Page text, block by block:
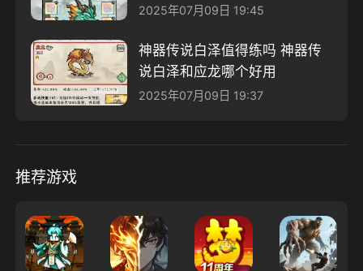
2025年07月09日 19:45
神器传说白泽值得练吗 神器传
说白泽和应龙哪个好用
2025年07月09日 19:37
推荐游戏